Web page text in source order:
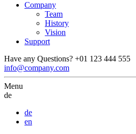
Company
Team
History
Vision
Support
Have any Questions? +01 123 444 555
info@company.com
Menu
de
de
en